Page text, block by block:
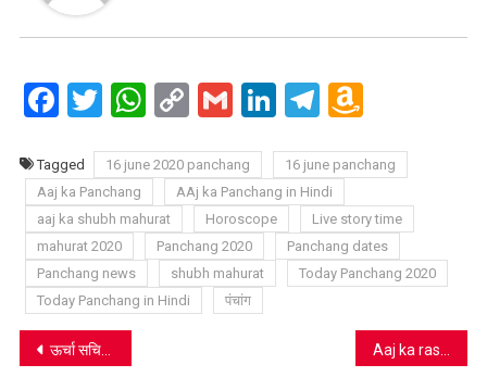
Facebook
Twitter
WhatsApp
CopyGmailLinkedIn
Telegram
Amazon
List
Tagged 16 june 2020 panchang
16 june panchang
Aaj ka Panchang
AAj ka Panchang in Hindi
aaj ka shubh mahurat
Horoscope
Live story time
mahurat 2020
Panchang 2020
Panchang dates
Panchang news
shubh mahurat
Today Panchang 2020
Today Panchang in Hindi
पंचांग
Post
ऊर्चा सचिव क्या Coronavirus को ऊर्जा देने आए हैं!